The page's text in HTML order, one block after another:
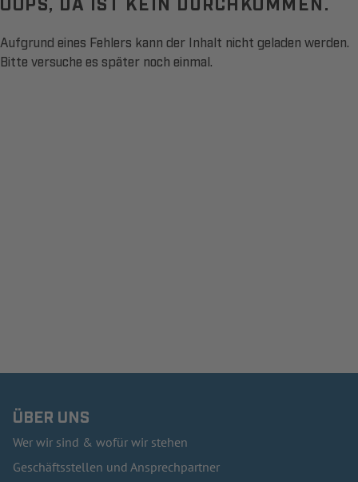
Aufgrund eines Fehlers kann der Inhalt nicht geladen werden.
Bitte versuche es später noch einmal.
ÜBER UNS
Wer wir sind & wofür wir stehen
Geschäftsstellen und Ansprechpartner